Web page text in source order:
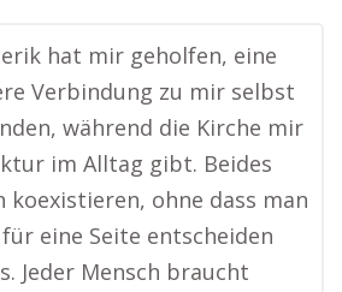
hat mir geholfen, eine
Verbindung zu mir selbst
während die Kirche mir
im Alltag gibt. Beides
koexistieren, ohne dass man
eine Seite entscheiden
Jeder Mensch braucht